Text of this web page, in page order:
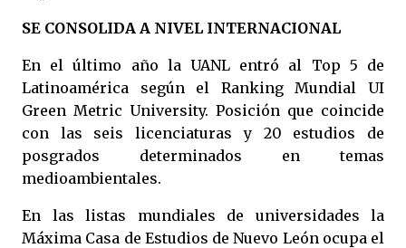
SE CONSOLIDA A NIVEL INTERNACIONAL
En el último año la UANL entró al Top 5 de
Latinoamérica según el Ranking Mundial UI
Green Metric University. Posición que coincide
con las seis licenciaturas y 20 estudios de
posgrados determinados en temas
medioambientales.
En las listas mundiales de universidades la
Máxima Casa de Estudios de Nuevo León ocupa el